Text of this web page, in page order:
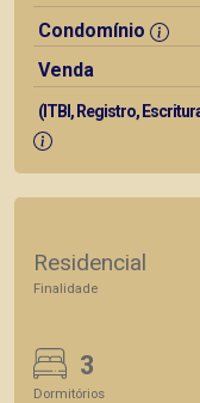
Condomínio
Venda
(ITBI, Registro,
Residencial
Finalidade
3
Dormitórios